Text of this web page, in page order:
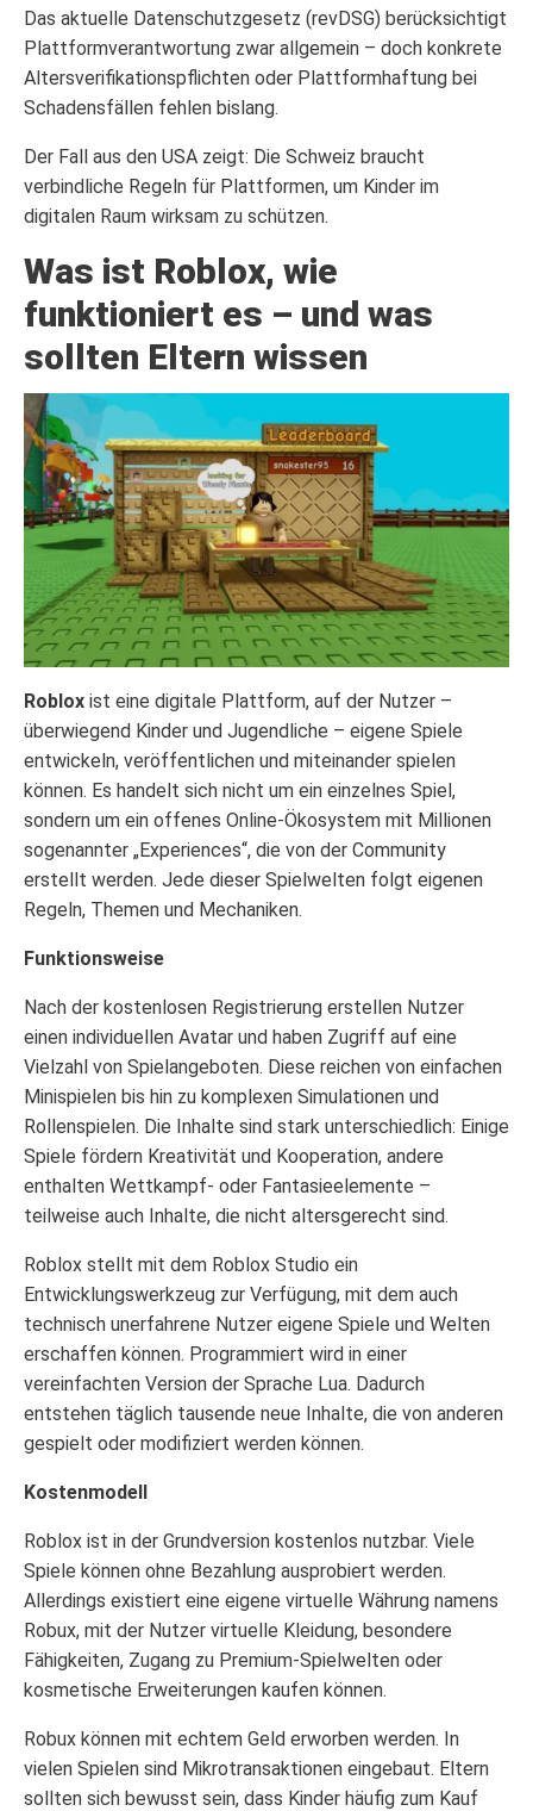
Das aktuelle Datenschutzgesetz (revDSG) berücksichtigt
Plattformverantwortung zwar allgemein – doch konkrete
Altersverifikationspflichten oder Plattformhaftung bei
Schadensfällen fehlen bislang.
Der Fall aus den USA zeigt: Die Schweiz braucht
verbindliche Regeln für Plattformen, um Kinder im
digitalen Raum wirksam zu schützen.
Was ist Roblox, wie
funktioniert es – und was
sollten Eltern wissen
Roblox ist eine digitale Plattform, auf der Nutzer –
überwiegend Kinder und Jugendliche – eigene Spiele
entwickeln, veröffentlichen und miteinander spielen
können. Es handelt sich nicht um ein einzelnes Spiel,
sondern um ein offenes Online-Ökosystem mit Millionen
sogenannter „Experiences“, die von der Community
erstellt werden. Jede dieser Spielwelten folgt eigenen
Regeln, Themen und Mechaniken.
Funktionsweise
Nach der kostenlosen Registrierung erstellen Nutzer
einen individuellen Avatar und haben Zugriff auf eine
Vielzahl von Spielangeboten. Diese reichen von einfachen
Minispielen bis hin zu komplexen Simulationen und
Rollenspielen. Die Inhalte sind stark unterschiedlich: Einige
Spiele fördern Kreativität und Kooperation, andere
enthalten Wettkampf- oder Fantasieelemente –
teilweise auch Inhalte, die nicht altersgerecht sind.
Roblox stellt mit dem Roblox Studio ein
Entwicklungswerkzeug zur Verfügung, mit dem auch
technisch unerfahrene Nutzer eigene Spiele und Welten
erschaffen können. Programmiert wird in einer
vereinfachten Version der Sprache Lua. Dadurch
entstehen täglich tausende neue Inhalte, die von anderen
gespielt oder modifiziert werden können.
Kostenmodell
Roblox ist in der Grundversion kostenlos nutzbar. Viele
Spiele können ohne Bezahlung ausprobiert werden.
Allerdings existiert eine eigene virtuelle Währung namens
Robux, mit der Nutzer virtuelle Kleidung, besondere
Fähigkeiten, Zugang zu Premium-Spielwelten oder
kosmetische Erweiterungen kaufen können.
Robux können mit echtem Geld erworben werden. In
vielen Spielen sind Mikrotransaktionen eingebaut. Eltern
sollten sich bewusst sein, dass Kinder häufig zum Kauf